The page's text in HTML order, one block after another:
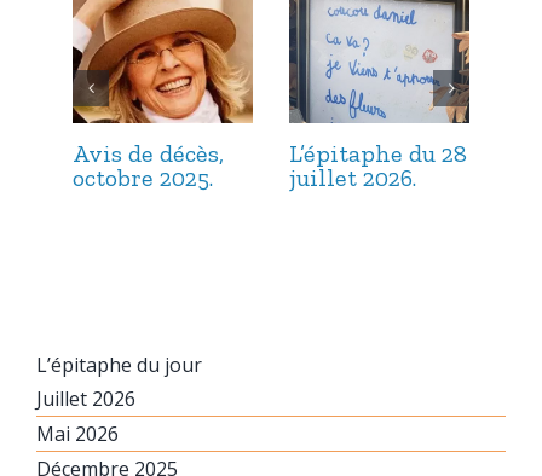
Avis de décès,
octobre 2025.
L’épitaphe du 28
juillet 2026.
L’épitaphe du jour
Juillet 2026
Mai 2026
Décembre 2025